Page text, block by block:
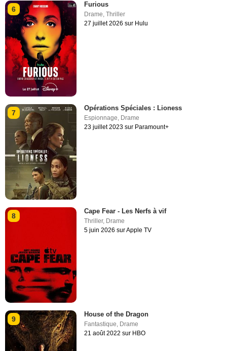
6
Furious
Drame,Thriller
27 juillet 2026 sur Hulu
7
Opérations Spéciales : Lioness
Espionnage Drame
23 juillet 2023 sur Paramount+
8
Cape Fear - Les Nerfs à vif
Thriller, Drame
5 juin 2026 sur Apple TV
9
House of the Dragon
Fantastique, Drame
21 août 2022 sur HBO